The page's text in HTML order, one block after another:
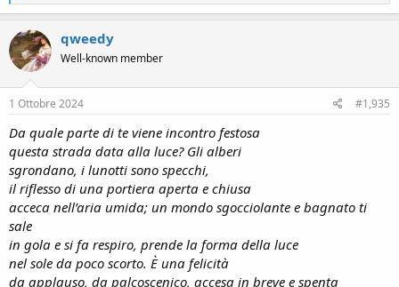
a
c
t
i
o
n
s
qweedy
Well-known member
1 Ottobre 2024 #1,935
Da quale parte di te viene incontro festosa
questa strada data alla luce? Gli alberi
sgrondano, i lunotti sono specchi,
il riflesso di una portiera aperta e chiusa
acceca nell’aria umida; un mondo sgocciolante e bagnato ti
sale
in gola e si fa respiro, prende la forma della luce
nel sole da poco scorto. È una felicità
da applauso, da palcoscenico, accesa in breve e spenta